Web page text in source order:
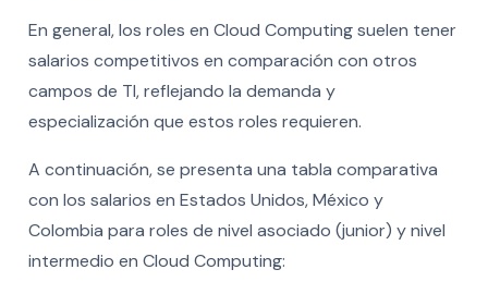
En general, los roles en Cloud Computing suelen tener
salarios competitivos en comparación con otros
campos de TI, reflejando la demanda y
especialización que estos roles requieren.
A continuación, se presenta una tabla comparativa
con los salarios en Estados Unidos, México y
Colombia para roles de nivel asociado (junior) y nivel
intermedio en Cloud Computing: